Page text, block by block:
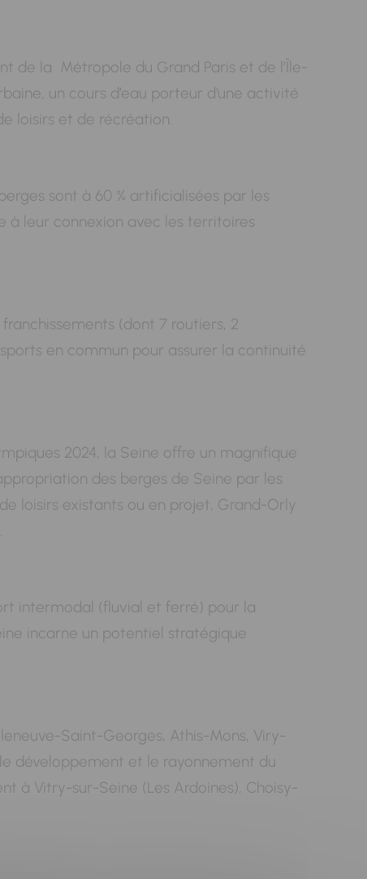
de la Métropole du Grand Paris et de l’Île-
un cours d’eau porteur d’une activité
loisirs et de récréation.
sont à 60 % artificialisées par les
à leur connexion avec les territoires
(dont 7 routiers, 2
en commun pour assurer la continuité
2024, la Seine offre un magnifique
des berges de Seine par les
loisirs existants ou en projet, Grand-Orly
intermodal (fluvial et ferré) pour la
incarne un potentiel stratégique
Saint-Georges, Athis-Mons, Viry-
développement et le rayonnement du
à Vitry-sur-Seine (Les Ardoines), Choisy-